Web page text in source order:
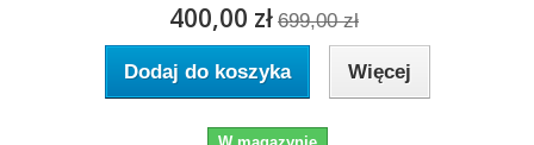
400,00 zł 699,00 zł
Dodaj do koszyka Więcej